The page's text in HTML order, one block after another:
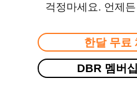
걱정마세요. 언제
한달 무료
DBR 멤버